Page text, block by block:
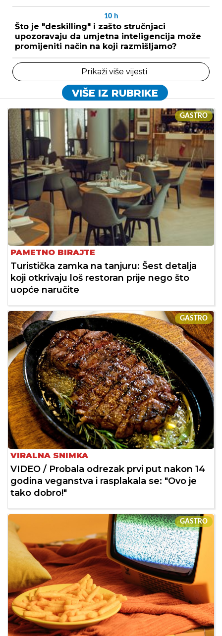
10 h
Što je "deskilling" i zašto stručnjaci
upozoravaju da umjetna inteligencija može
promijeniti način na koji razmišljamo?
Prikaži više vijesti
VIŠE IZ RUBRIKE
GASTRO
PAMETNO BIRAJTE
Turistička zamka na tanjuru: Šest detalja
koji otkrivaju loš restoran prije nego što
uopće naručite
GASTRO
VIRALNA SNIMKA
VIDEO / Probala odrezak prvi put nakon 14
godina veganstva i rasplakala se: "Ovo je
tako dobro!"
GASTRO